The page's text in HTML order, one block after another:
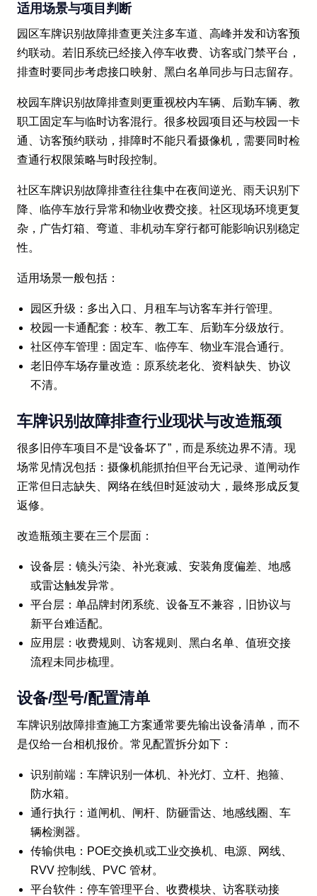
适用场景与项目判断
园区车牌识别故障排查更关注多车道、高峰并发和访客预
约联动。若旧系统已经接入停车收费、访客或门禁平台，
排查时要同步考虑接口映射、黑白名单同步与日志留存。
校园车牌识别故障排查则更重视校内车辆、后勤车辆、教
职工固定车与临时访客混行。很多校园项目还与校园一卡
通、访客预约联动，排障时不能只看摄像机，需要同时检
查通行权限策略与时段控制。
社区车牌识别故障排查往往集中在夜间逆光、雨天识别下
降、临停车放行异常和物业收费交接。社区现场环境更复
杂，广告灯箱、弯道、非机动车穿行都可能影响识别稳定
性。
适用场景一般包括：
园区升级：多出入口、月租车与访客车并行管理。
校园一卡通配套：校车、教工车、后勤车分级放行。
社区停车管理：固定车、临停车、物业车混合通行。
老旧停车场存量改造：原系统老化、资料缺失、协议
不清。
车牌识别故障排查行业现状与改造瓶颈
很多旧停车项目不是“设备坏了”，而是系统边界不清。现
场常见情况包括：摄像机能抓拍但平台无记录、道闸动作
正常但日志缺失、网络在线但时延波动大，最终形成反复
返修。
改造瓶颈主要在三个层面：
设备层：镜头污染、补光衰减、安装角度偏差、地感
或雷达触发异常。
平台层：单品牌封闭系统、设备互不兼容，旧协议与
新平台难适配。
应用层：收费规则、访客规则、黑白名单、值班交接
流程未同步梳理。
设备/型号/配置清单
车牌识别故障排查施工方案通常要先输出设备清单，而不
是仅给一台相机报价。常见配置拆分如下：
识别前端：车牌识别一体机、补光灯、立杆、抱箍、
防水箱。
通行执行：道闸机、闸杆、防砸雷达、地感线圈、车
辆检测器。
传输供电：POE交换机或工业交换机、电源、网线、
RVV 控制线、PVC 管材。
平台软件：停车管理平台、收费模块、访客联动接